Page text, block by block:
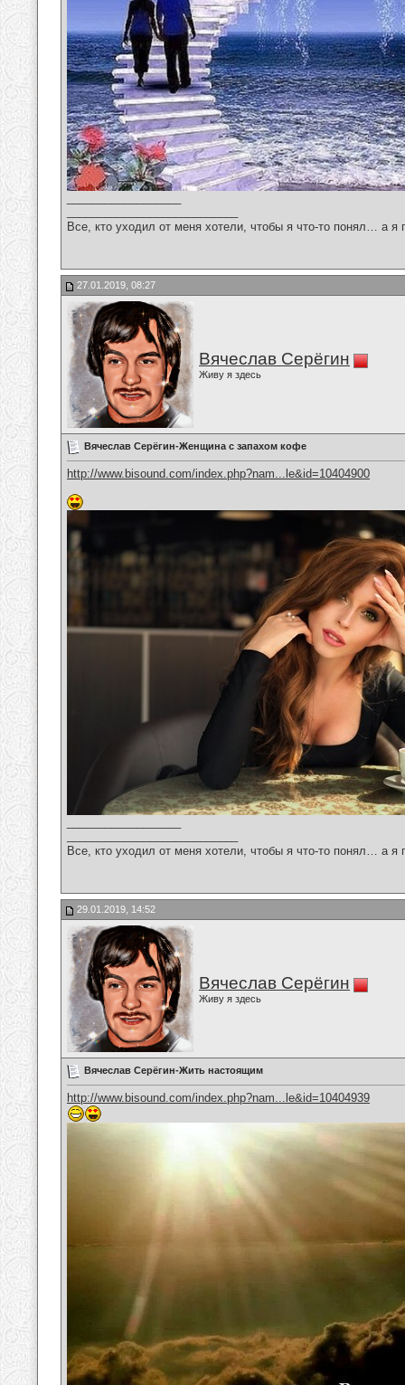
Все, кто уходил от меня хотели, чтобы я что-то понял… а
27.01.2019, 08:27
Вячеслав Серёгин
Живу я здесь
Вячеслав Серёгин-Женщина с запахом кофе
http://www.bisound.com/index.php?nam...le&id=10404900
Все, кто уходил от меня хотели, чтобы я что-то понял… а
29.01.2019, 14:52
Вячеслав Серёгин
Живу я здесь
Вячеслав Серёгин-Жить настоящим
http://www.bisound.com/index.php?nam...le&id=10404939